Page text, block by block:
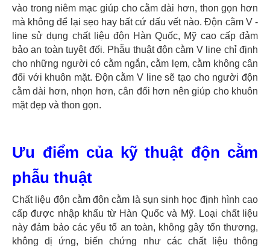
vào trong niêm mạc giúp cho cằm dài hơn, thon gọn hơn
mà không để lại sẹo hay bất cứ dấu vết nào. Độn cằm V -
line sử dụng chất liệu độn Hàn Quốc, Mỹ cao cấp đảm
bảo an toàn tuyệt đối. Phẫu thuật độn cằm V line chỉ định
cho những người có cằm ngắn, cằm lẹm, cằm không cân
đối với khuôn mặt. Độn cằm V line sẽ tạo cho người độn
cằm dài hơn, nhọn hơn, cân đối hơn nên giúp cho khuôn
mặt đẹp và thon gọn.
Ưu điểm của kỹ thuật độn cằm
phẫu thuật
Chất liệu độn cằm độn cằm là sụn sinh học định hình cao
cấp được nhập khẩu từ Hàn Quốc và Mỹ. Loại chất liệu
này đảm bảo các yếu tố an toàn, không gây tổn thương,
không dị ứng, biến chứng như các chất liệu thông